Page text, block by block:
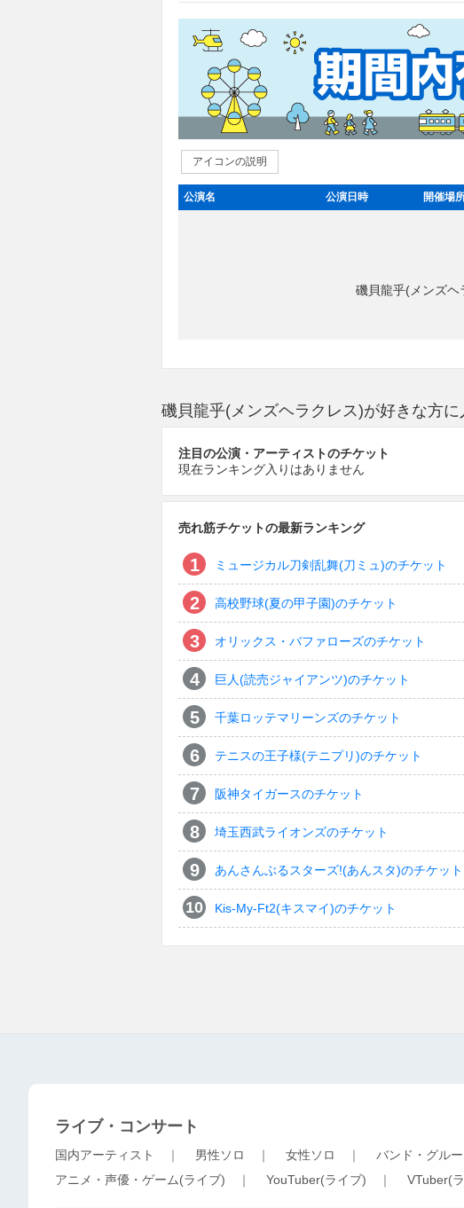
アイコンの説明
公演名 公演日時 開催場
磯貝龍乎(メンズヘ
磯貝龍乎(メンズヘラクレス)が好きな方に
注目の公演・アーティストのチケット
現在ランキング入りはありません
売れ筋チケットの最新ランキング
ミュージカル刀剣乱舞(刀ミュ)のチケット
高校野球(夏の甲子園)のチケット
オリックス・バファローズのチケット
巨人(読売ジャイアンツ)のチケット
千葉ロッテマリーンズのチケット
テニスの王子様(テニプリ)のチケット
阪神タイガースのチケット
埼玉西武ライオンズのチケット
あんさんぶるスターズ!(あんスタ)のチケット
Kis-My-Ft2(キスマイ)のチケット
ライブ・コンサート
国内アーティスト ｜ 男性ソロ ｜ 女性ソロ ｜ バンド・グル
アニメ・声優・ゲーム(ライブ) ｜ YouTuber(ライブ) ｜ VTuber(